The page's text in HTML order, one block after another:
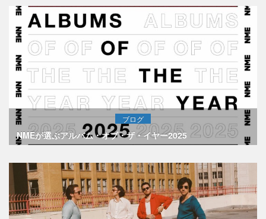
ブログ
NMEが選ぶアルバム・オブ・ザ・イヤー2025